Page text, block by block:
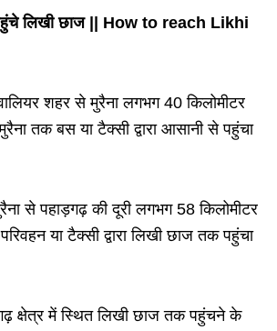
लिखी छाज || How to reach Likhi
शहर से मुरैना लगभग 40 किलोमीटर
तक बस या टैक्सी द्वारा आसानी से पहुंचा
से पहाड़गढ़ की दूरी लगभग 58 किलोमीटर
या टैक्सी द्वारा लिखी छाज तक पहुंचा
क्षेत्र में स्थित लिखी छाज तक पहुंचने के